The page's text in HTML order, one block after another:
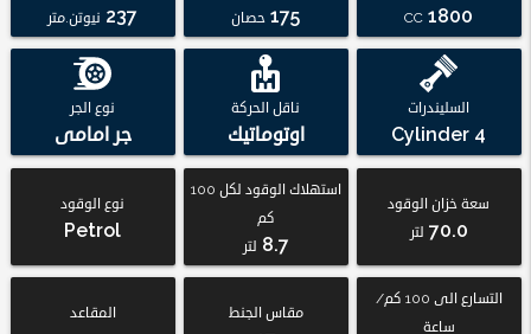
1800
CC
175 حصان 237 نيوتن.متر
السليندرات
4 Cylinder
ناقل الحركة
اوتوماتيك
نوع الجر
جر امامى
سعة خزان الوقود
70.0 لتر
استهلاك الوقود لكل 100
كم
8.7 لتر
نوع الوقود
Petrol
التسارع الى 100 كم/
ساعة
مقاس الجنط المقاعد